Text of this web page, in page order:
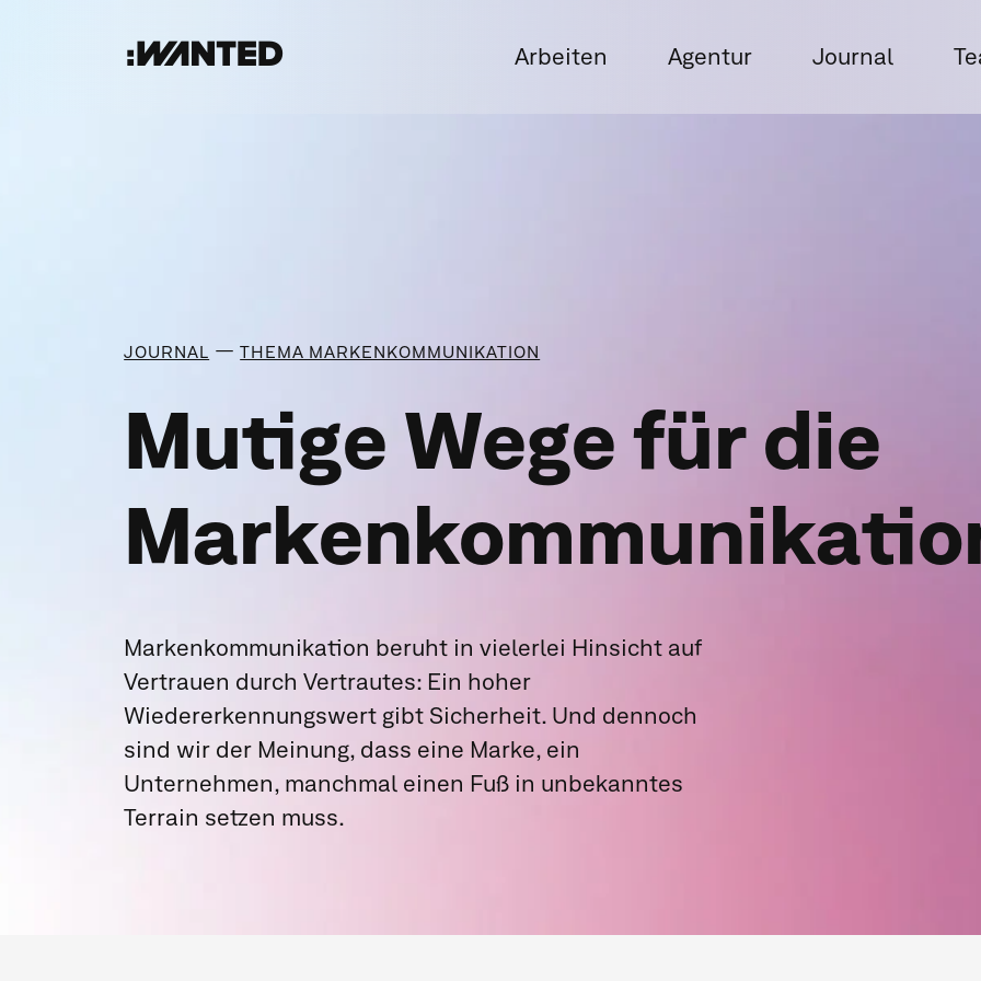
:WANTED Arbeiten Agentur Journal
JOURNAL —THEMA MARKENKOMMUNIKATION
Mutige Wege für die
Markenkommunikation beruht in vielerlei Hinsicht auf
Vertrauen durch Vertrautes: Ein hoher
Wiedererkennungswert gibt Sicherheit. Und dennoch
sind wir der Meinung, dass eine Marke, ein
Unternehmen, manchmal einen Fuß in unbekanntes
Terrain setzen muss.